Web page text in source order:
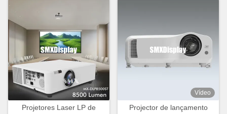
Projetores Laser LP de
Vídeo
Projector de lançamento